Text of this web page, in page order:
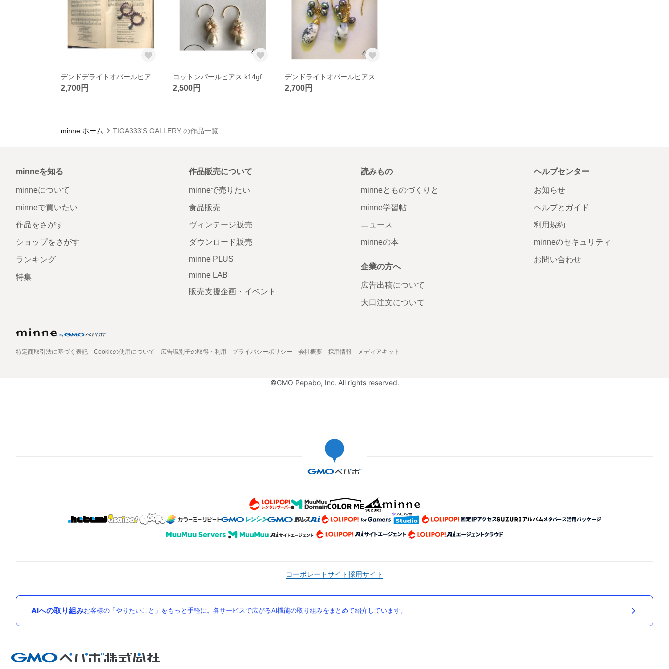
2,700円
コットンパールピアス k14gf
2,500円 2,700円
minne ホーム TIGA333'S GALLERY の作品一覧
minneを知る
minneについて
minneで買いたい
作品をさがす
ショップをさがす
ランキング
特集
作品販売について
minneで売りたい
食品販売
ヴィンテージ販売
ダウンロード販売
minne PLUS
minne LAB
販売支援企画・イベント
読みもの
minneとものづくりと
minne学習帖
ニュース
minneの本
企業の方へ
広告出稿について
大口注文について
ヘルプセンター
お知らせ
ヘルプとガイド
利用規約
minneのセキュリティ
お問い合わせ
特定商取引法に基づく表記 Cookieの使用について 広告識別子の取得・利用 プライバシーポリシー 会社概要 採用情報 メディアキット
©GMO Pepabo, Inc. All rights reserved.
コーポレートサイト採用サイト
AIへの取り組みお客様の「やりたいこと」をもっと手軽に。各サービスで広がるAI機能の取り組みをまとめて紹介しています。